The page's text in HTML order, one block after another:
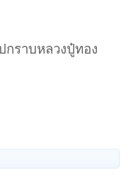
กราบหลวงปู๋ทอง